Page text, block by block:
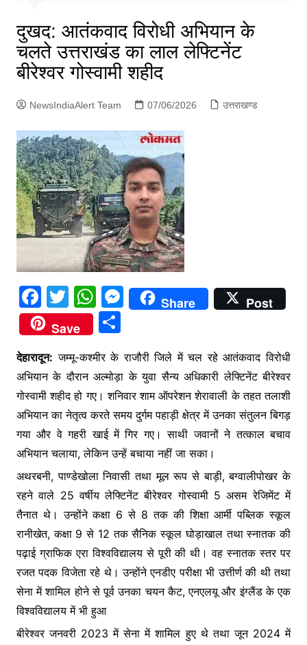
दुखद: आतंकवाद विरोधी अभियान के
चलते उत्तराखंड का लाल लेफ्टिनेंट
बीरेश्वर गोस्वामी शहीद
NewsIndiaAlert Team 07/06/2026 उत्तराखण्ड
F
a
c
e
b
o
o
k
T
w
itt
er
W
h
at
s
A
p
p
M
e
s
e
n
g
er
Share
Post
Save
S
ar
e
देहारादून: जम्मू-कश्मीर के राजौरी जिले में चल रहे आतंकवाद विरोधी
अभियान के दौरान अल्मोड़ा के युवा सैन्य अधिकारी लेफ्टिनेंट बीरेश्वर
गोस्वामी शहीद हो गए। शनिवार शाम ऑपरेशन शेरावाली के तहत तलाशी
अभियान का नेतृत्व करते समय दुर्गम पहाड़ी क्षेत्र में उनका संतुलन बिगड़
गया और वे गहरी खाई में गिर गए। साथी जवानों ने तत्काल बचाव
अभियान चलाया, लेकिन उन्हें बचाया नहीं जा सका।
अथरबनी, पाण्डेखोला निवासी तथा मूल रूप से बाड़ी, बग्वालीपोखर के
रहने वाले 25 वर्षीय लेफ्टिनेंट बीरेश्वर गोस्वामी 5 असम रेजिमेंट में
तैनात थे। उन्होंने कक्षा 6 से 8 तक की शिक्षा आर्मी पब्लिक स्कूल
रानीखेत, कक्षा 9 से 12 तक सैनिक स्कूल घोड़ाखाल तथा स्नातक की
पढ़ाई ग्राफिक एरा विश्वविद्यालय से पूरी की थी। वह स्नातक स्तर पर
रजत पदक विजेता रहे थे। उन्होंने एनडीए परीक्षा भी उत्तीर्ण की थी तथा
सेना में शामिल होने से पूर्व उनका चयन कैट, एनएलयू और इंग्लैंड के एक
विश्वविद्यालय में भी हुआ
बीरेश्वर जनवरी 2023 में सेना में शामिल हुए थे तथा जून 2024 में